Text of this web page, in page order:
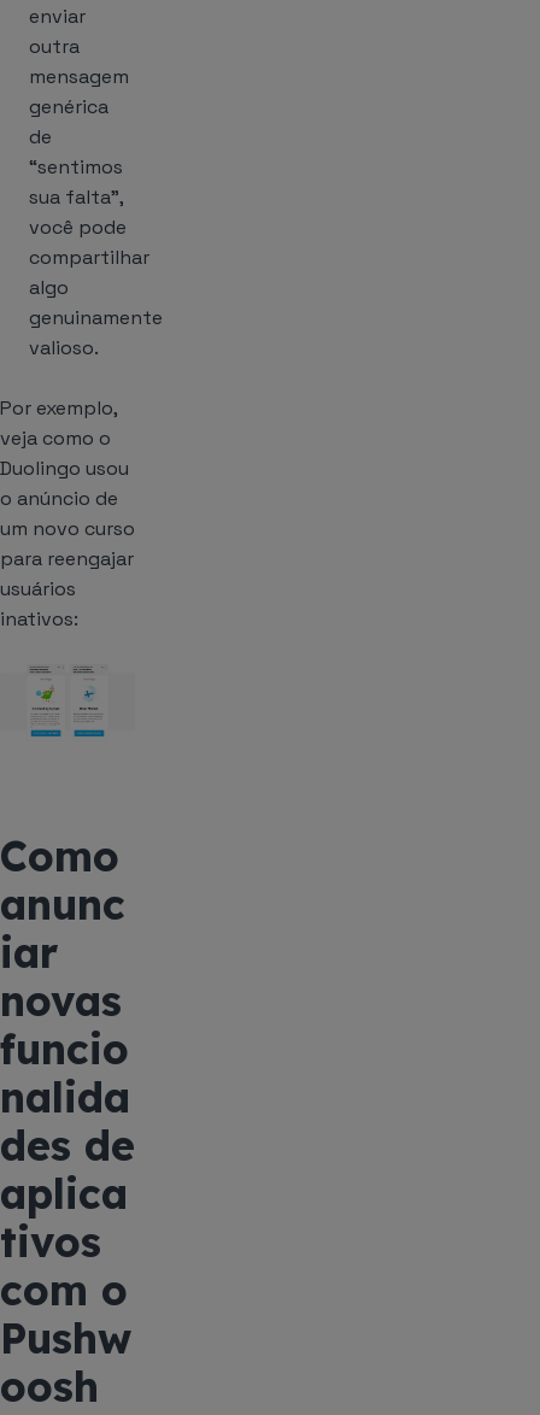
enviar
outra
mensagem
genérica
de
“sentimos
sua falta”,
você pode
compartilhar
algo
genuinamente
valioso.
Por exemplo,
veja como o
Duolingo usou
o anúncio de
um novo curso
para reengajar
usuários
inativos:
Como
anunc
iar
novas
funcio
nalida
des de
aplica
tivos
com o
Pushw
oosh